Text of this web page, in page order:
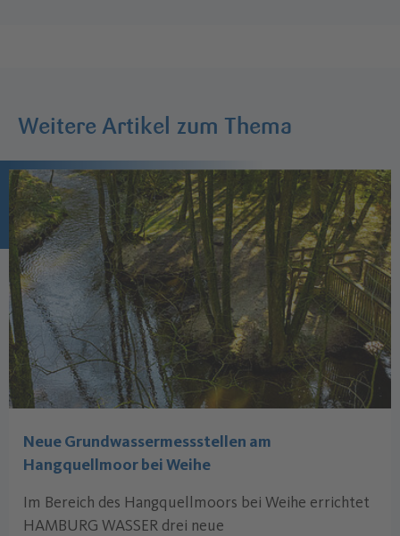
Weitere Artikel zum Thema
Neue Grundwasser­messstellen am
Hangquellmoor bei Weihe
Im Bereich des Hangquellmoors bei Weihe errichtet
HAMBURG WASSER drei neue